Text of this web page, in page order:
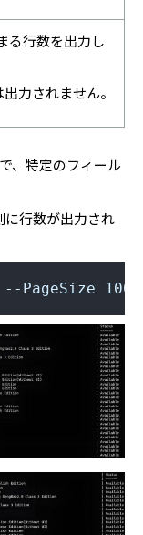
る行数を出力し
力されません。
、特定のフィール
に行数が出力され
PageSize 100